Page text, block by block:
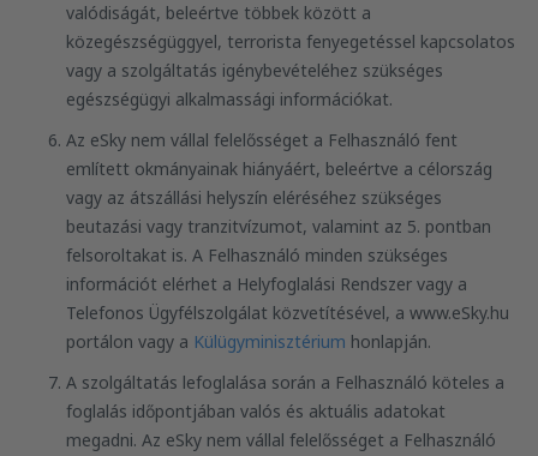
valódiságát, beleértve többek között a
közegészségüggyel, terrorista fenyegetéssel kapcsolatos
vagy a szolgáltatás igénybevételéhez szükséges
egészségügyi alkalmassági információkat.
Az eSky nem vállal felelősséget a Felhasználó fent
említett okmányainak hiányáért, beleértve a célország
vagy az átszállási helyszín eléréséhez szükséges
beutazási vagy tranzitvízumot, valamint az 5. pontban
felsoroltakat is. A Felhasználó minden szükséges
információt elérhet a Helyfoglalási Rendszer vagy a
Telefonos Ügyfélszolgálat közvetítésével, a www.eSky.hu
portálon vagy a Külügyminisztérium honlapján.
A szolgáltatás lefoglalása során a Felhasználó köteles a
foglalás időpontjában valós és aktuális adatokat
megadni. Az eSky nem vállal felelősséget a Felhasználó